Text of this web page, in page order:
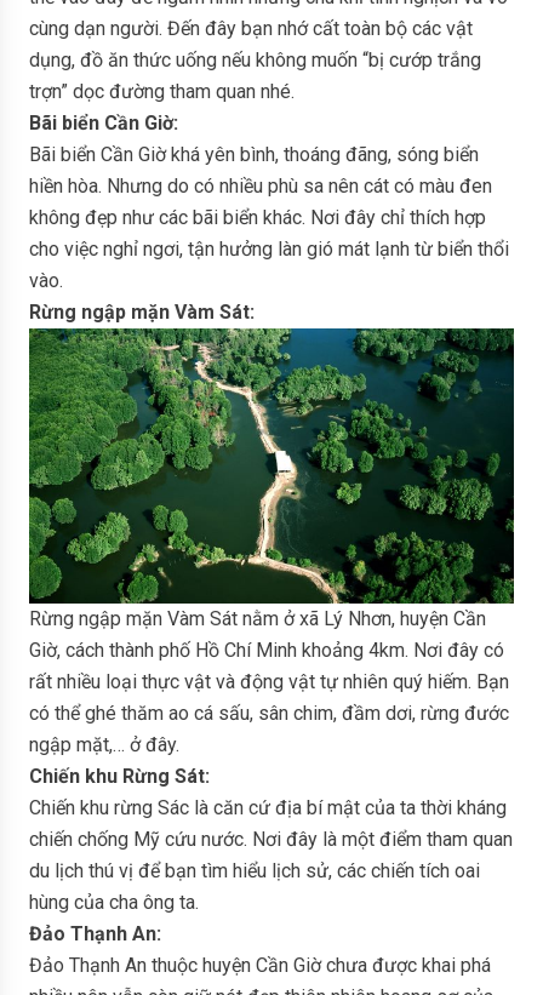
cùng dạn người. Đến đây bạn nhớ cất toàn bộ các vật
dụng, đồ ăn thức uống nếu không muốn “bị cướp trắng
trợn” dọc đường tham quan nhé.
Bãi biển Cần Giờ:
Bãi biển Cần Giờ khá yên bình, thoáng đãng, sóng biển
hiền hòa. Nhưng do có nhiều phù sa nên cát có màu đen
không đẹp như các bãi biển khác. Nơi đây chỉ thích hợp
cho việc nghỉ ngơi, tận hưởng làn gió mát lạnh từ biển thổi
vào.
Rừng ngập mặn Vàm Sát:
Rừng ngập mặn Vàm Sát nằm ở xã Lý Nhơn, huyện Cần
Giờ, cách thành phố Hồ Chí Minh khoảng 4km. Nơi đây có
rất nhiều loại thực vật và động vật tự nhiên quý hiếm. Bạn
có thể ghé thăm ao cá sấu, sân chim, đầm dơi, rừng đước
ngập mặt,… ở đây.
Chiến khu Rừng Sát:
Chiến khu rừng Sác là căn cứ địa bí mật của ta thời kháng
chiến chống Mỹ cứu nước. Nơi đây là một điểm tham quan
du lịch thú vị để bạn tìm hiểu lịch sử, các chiến tích oai
hùng của cha ông ta.
Đảo Thạnh An:
Đảo Thạnh An thuộc huyện Cần Giờ chưa được khai phá